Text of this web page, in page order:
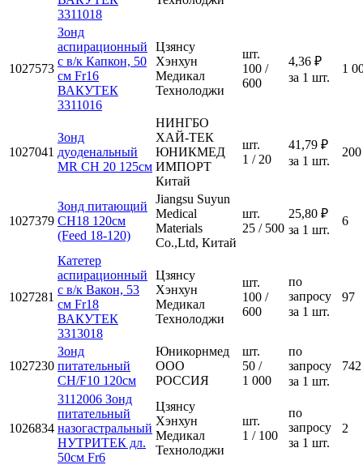
3311018
1027573
Зонд
аспирационный
с в/к Капкон, 50
см Fr16
ВАКУТЕК
3311016
Цзянсу
Хэнхун
Медикал
Технолоджи
шт.
100 /
600
4,36 ₽
за 1 шт.
1
1027041
Зонд
дуоденальный
MR CH 20 125см
НИНГБО
ХАЙ-ТЕК
ЮНИКМЕД
ИМПОРТ
Китай
шт.
1 / 20
41,79 ₽
за 1 шт.
200
1027379
Зонд питающий
СН18 120см
(Feed 18-120)
Jiangsu Suyun
Medical
Materials
Co.,Ltd, Китай
шт.
25 / 500
25,80 ₽
за 1 шт.
6
1027281
Катетер
аспирационный
с в/к Вакон, 53
см Fr18
ВАКУТЕК
3313018
Цзянсу
Хэнхун
Медикал
Технолоджи
шт.
100 /
600
по
запросу
за 1 шт.
97
1027230
Зонд
питательный
СН/F10 120см
Юникорнмед
ООО
РОССИЯ
шт.
50 /
1 000
по
запросу
за 1 шт.
742
1026834
3112006 Зонд
питательный
назогастральный
НУТРИТЕК дл.
50см Fr6
Цзянсу
Хэнхун
Медикал
Технолоджи
шт.
1 / 100
по
запросу
за 1 шт.
2